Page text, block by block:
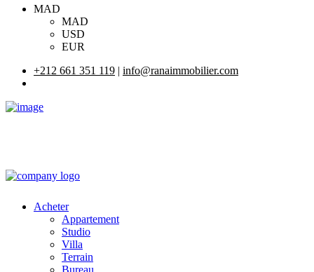
MAD
MAD
USD
EUR
+212 661 351 119 | info@ranaimmobilier.com
Acheter
Appartement
Studio
Villa
Terrain